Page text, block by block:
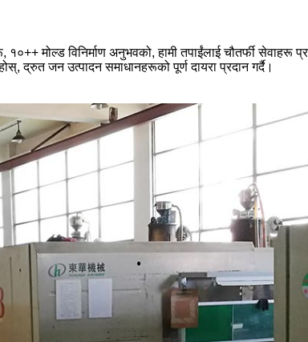
मोल्ड विनिर्माण अनुभवको, हामी तपाईंलाई चौतर्फी सेवाहरू
द्रुत जन उत्पादन समाधानहरूको पूर्ण दायरा प्रदान गर्दै।